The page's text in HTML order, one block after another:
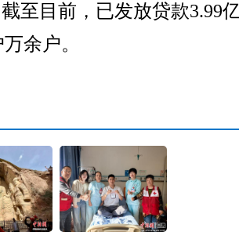
至目前，已发放贷款3.99
余户。